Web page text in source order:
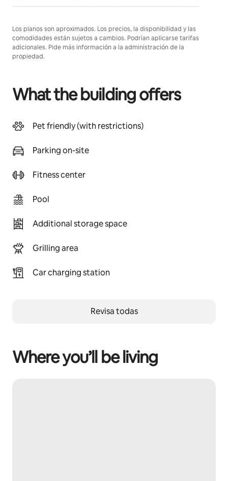
Los planos son aproximados. Los precios, la disponibilidad y las
comodidades están sujetos a cambios. Podrían aplicarse tarifas
adicionales. Pide más información a la administración de la
propiedad.
What the building offers
Pet friendly (with restrictions)
Parking on-site
Fitness center
Pool
Additional storage space
Grilling area
Car charging station
Revisa todas
Where you’ll be living